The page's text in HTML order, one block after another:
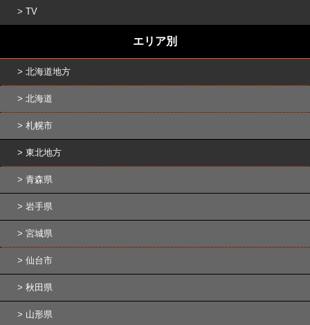
TV
エリア別
北海道地方
北海道
札幌市
東北地方
青森県
岩手県
宮城県
仙台市
秋田県
山形県